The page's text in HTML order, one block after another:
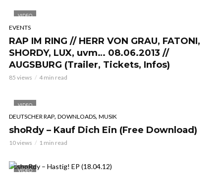
VIDEO
EVENTS
RAP IM RING // HERR VON GRAU, FATONI,
SHORDY, LUX, uvm… 08.06.2013 //
AUGSBURG (Trailer, Tickets, Infos)
85 views 4 min read
VIDEO
DEUTSCHER RAP, DOWNLOADS, MUSIK
shoRdy – Kauf Dich Ein (Free Download)
10 views 1 min read
VIDEO